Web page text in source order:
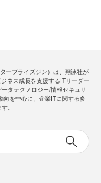
ープライズジン）は、翔泳社が
ネス成長を支援するITリーダー
タテクノロジー/情報セキュリ
向を中心に、企業ITに関する多
。